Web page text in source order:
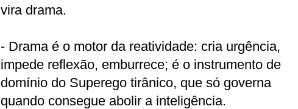
vira drama.
- Drama é o motor da reatividade: cria urgência,
impede reflexão, emburrece; é o instrumento de
domínio do Superego tirânico, que só governa
quando consegue abolir a inteligência.